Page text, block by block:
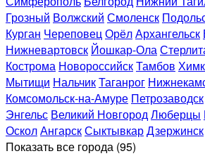
Грозный Волжский Смоленск
Курган ЧереповецОрёлАрхангельск
Нижневартовск Йошкар-Ола
Кострома НовороссийскТамбов
Мытищи НальчикТаганрог
Комсомольск-на-Амуре Петрозаводск
Энгельс Великий НовгородЛюберцы
ОсколАнгарскСыктывкарДзержинск
Показать все города (95)